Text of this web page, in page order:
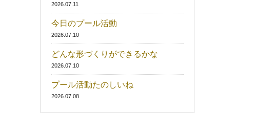
2026.07.11
今日のプール活動
2026.07.10
どんな形づくりができるかな
2026.07.10
プール活動たのしいね
2026.07.08